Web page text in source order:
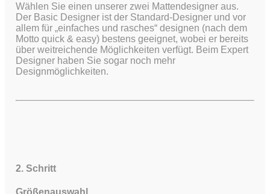
Wählen Sie einen unserer zwei Mattendesigner aus.
Der Basic Designer ist der Standard-Designer und vor
allem für „einfaches und rasches“ designen (nach dem
Motto quick & easy) bestens geeignet, wobei er bereits
über weitreichende Möglichkeiten verfügt. Beim Expert
Designer haben Sie sogar noch mehr
Designmöglichkeiten.
2. Schritt